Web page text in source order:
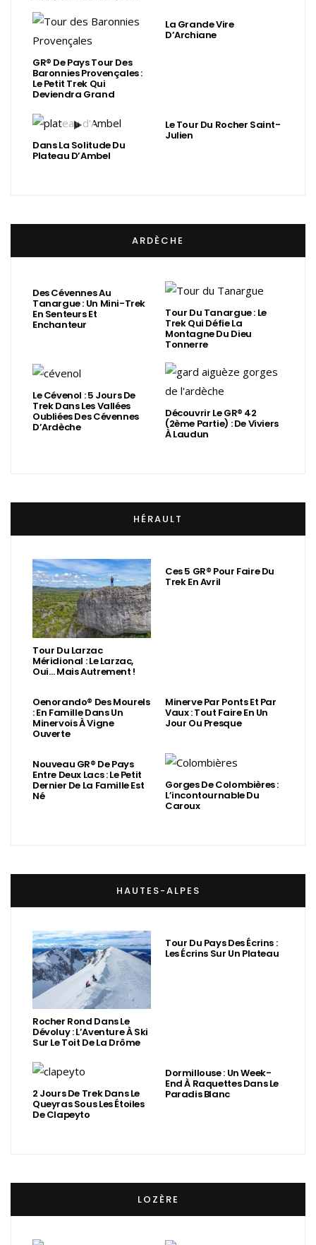
GR® De Pays Tour Des
Baronnies Provençales :
Le Petit Trek Qui
Deviendra Grand
La Grande Vire
D’Archiane
Dans La Solitude Du
Plateau D’Ambel
Le Tour Du Rocher Saint-
Julien
ARDÈCHE
Des Cévennes Au
Tanargue : Un Mini-Trek
En Senteurs Et
Enchanteur
Tour Du Tanargue : Le
Trek Qui Défie La
Montagne Du Dieu
Tonnerre
Le Cévenol : 5 Jours De
Trek Dans Les Vallées
Oubliées Des Cévennes
D’Ardèche
Découvrir Le GR® 42
(2ème Partie) : De Viviers
À Laudun
HÉRAULT
Tour Du Larzac
Méridional : Le Larzac,
Oui… Mais Autrement !
Ces 5 GR® Pour Faire Du
Trek En Avril
Oenorando® Des Mourels
: En Famille Dans Un
Minervois À Vigne
Ouverte
Minerve Par Ponts Et Par
Vaux : Tout Faire En Un
Jour Ou Presque
Nouveau GR® De Pays
Entre Deux Lacs : Le Petit
Dernier De La Famille Est
Né
Gorges De Colombières :
L’incontournable Du
Caroux
HAUTES-ALPES
Rocher Rond Dans Le
Dévoluy : L’Aventure À Ski
Sur Le Toit De La Drôme
Tour Du Pays Des Écrins :
Les Écrins Sur Un Plateau
2 Jours De Trek Dans Le
Queyras Sous Les Étoiles
De Clapeyto
Dormillouse : Un Week-
End À Raquettes Dans Le
Paradis Blanc
LOZÈRE